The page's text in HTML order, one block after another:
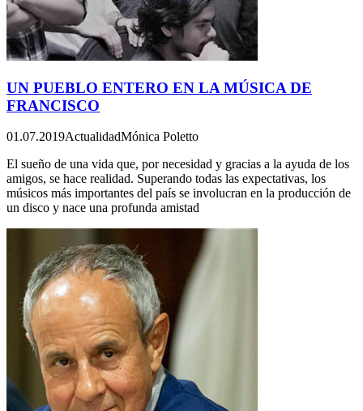
UN PUEBLO ENTERO EN LA MÚSICA DE
FRANCISCO
01.07.2019ActualidadMónica Poletto
El sueño de una vida que, por necesidad y gracias a la ayuda de los
amigos, se hace realidad. Superando todas las expectativas, los
músicos más importantes del país se involucran en la producción de
un disco y nace una profunda amistad